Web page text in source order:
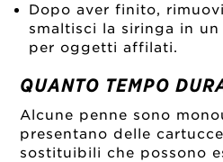
Dopo aver finito,
smaltisci la siringa in
per oggetti affilati.
QUANTO TEMPO
Alcune penne sono
presentano delle
sostituibili che possono